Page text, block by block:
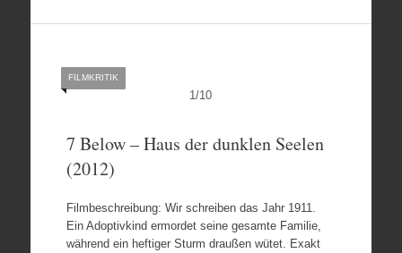
1/10
FILMKRITIK
7 Below – Haus der dunklen Seelen
(2012)
Filmbeschreibung: Wir schreiben das Jahr 1911.
Ein Adoptivkind ermordet seine gesamte Familie,
während ein heftiger Sturm draußen wütet. Exakt